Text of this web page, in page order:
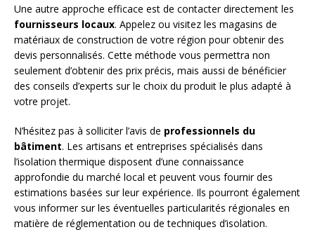
Une autre approche efficace est de contacter directement les
fournisseurs locaux. Appelez ou visitez les magasins de
matériaux de construction de votre région pour obtenir des
devis personnalisés. Cette méthode vous permettra non
seulement d’obtenir des prix précis, mais aussi de bénéficier
des conseils d’experts sur le choix du produit le plus adapté à
votre projet.
N’hésitez pas à solliciter l’avis de professionnels du
bâtiment. Les artisans et entreprises spécialisés dans
l’isolation thermique disposent d’une connaissance
approfondie du marché local et peuvent vous fournir des
estimations basées sur leur expérience. Ils pourront également
vous informer sur les éventuelles particularités régionales en
matière de réglementation ou de techniques d’isolation.